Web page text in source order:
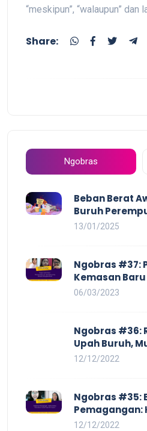
“meskipun”, “walaupun” dan
Share:
Ngobras
Beban Berat
Buruh
Harga yang
13/01/2025
Ngobras #37:
Kemasan
yang Semakin
06/03/2023
Ngobras #36:
Upah Buruh,
Pay Hingga
12/12/2022
Ngobras #35:
Pemagangan:
Pendidikan
12/12/2022